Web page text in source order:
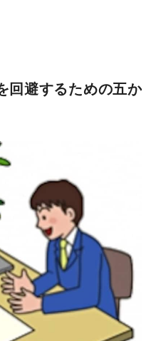
回避するための五か